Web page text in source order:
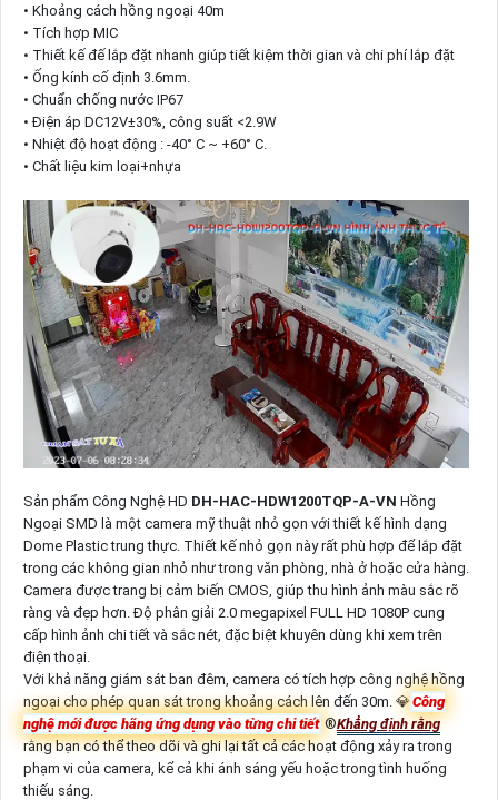
• Khoảng cách hồng ngoại 40m
• Tích hợp MIC
• Thiết kế đế lắp đặt nhanh giúp tiết kiệm thời gian và chi phí lắp đặt
• Ống kính cố định 3.6mm.
• Chuẩn chống nước IP67
• Điện áp DC12V±30%, công suất <2.9W
• Nhiệt độ hoạt động : -40° C ~ +60° C.
• Chất liệu kim loại+nhựa
Sản phẩm Công Nghệ HD DH-HAC-HDW1200TQP-A-VN Hồng
Ngoại SMD là một camera mỹ thuật nhỏ gọn với thiết kế hình dạng
Dome Plastic trung thực. Thiết kế nhỏ gọn này rất phù hợp để lắp đặt
trong các không gian nhỏ như trong văn phòng, nhà ở hoặc cửa hàng.
Camera được trang bị cảm biến CMOS, giúp thu hình ảnh màu sắc rõ
ràng và đẹp hơn. Độ phân giải 2.0 megapixel FULL HD 1080P cung
cấp hình ảnh chi tiết và sắc nét, đặc biệt khuyên dùng khi xem trên
điện thoại.
Với khả năng giám sát ban đêm, camera có tích hợp công nghệ hồng
ngoại cho phép quan sát trong khoảng cách lên đến 30m. 💎Công
nghệ mới được hãng ứng dụng vào từng chi tiết ®️Khẳng định rằng
rằng bạn có thể theo dõi và ghi lại tất cả các hoạt động xảy ra trong
phạm vi của camera, kể cả khi ánh sáng yếu hoặc trong tình huống
thiếu sáng.